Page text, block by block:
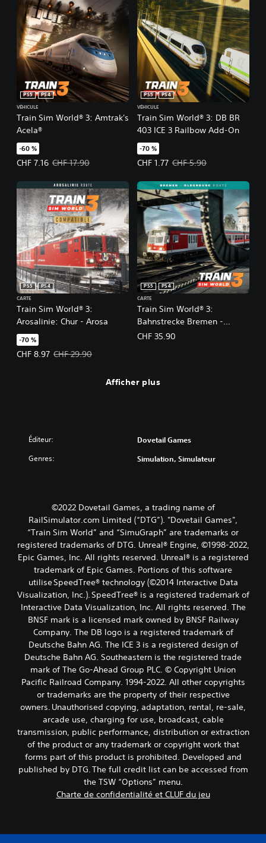
Train Sim World® 3: Amtrak's
Acela®
PS5
PS4
VÉHICULE
-60 %
CHF 7.16
Prix de l'offre : CHF 7.16 Prix initial : CHF 17.90
CHF 17.90
Train Sim World® 3: DB BR
403 ICE 3 Railbow Add-On
PS5
PS4
VÉHICULE
-70 %
CHF 1.77
Prix de l'offre : CHF 1.77 Prix
CHF 5.90
Train Sim World® 3:
Arosalinie: Chur - Arosa
PS5
PS4
CARTE
-70 %
CHF 8.97
Prix de l'offre : CHF 8.97 Prix initial : CHF 29.90
CHF 29.90
Train Sim World® 3:
Bahnstrecke Bremen -
Oldenburg
PS5
PS4
CARTE
CHF 35.90
Afficher plus
Éditeur: Dovetail Games
Genres: Simulation, Simulateur
©2022 Dovetail Games, a trading name of
RailSimulator.com Limited (“DTG”). "Dovetail Games",
“Train Sim World” and “SimuGraph” are trademarks or
registered trademarks of DTG. Unreal® Engine, ©1998-2022,
Epic Games, Inc. All rights reserved. Unreal® is a registered
trademark of Epic Games. Portions of this software
utilise SpeedTree® technology (©2014 Interactive Data
Visualization, Inc.). SpeedTree® is a registered trademark of
Interactive Data Visualization, Inc. All rights reserved. The
BNSF mark is a licensed mark owned by BNSF Railway
Company. The DB logo is a registered trademark of
Deutsche Bahn AG. The ICE 3 is a registered design of
Deutsche Bahn AG. Southeastern is the registered trade
mark of The Go-Ahead Group PLC. © Copyright Union
Pacific Railroad Company. 1994-2022. All other copyrights
or trademarks are the property of their respective
owners. Unauthorised copying, adaptation, rental, re-sale,
arcade use, charging for use, broadcast, cable
transmission, public performance, distribution or extraction
of the product or any trademark or copyright work that
forms part of this product is prohibited. Developed and
published by DTG. The full credit list can be accessed from
the TSW “Options” menu.
Charte de confidentialité et CLUF du jeu